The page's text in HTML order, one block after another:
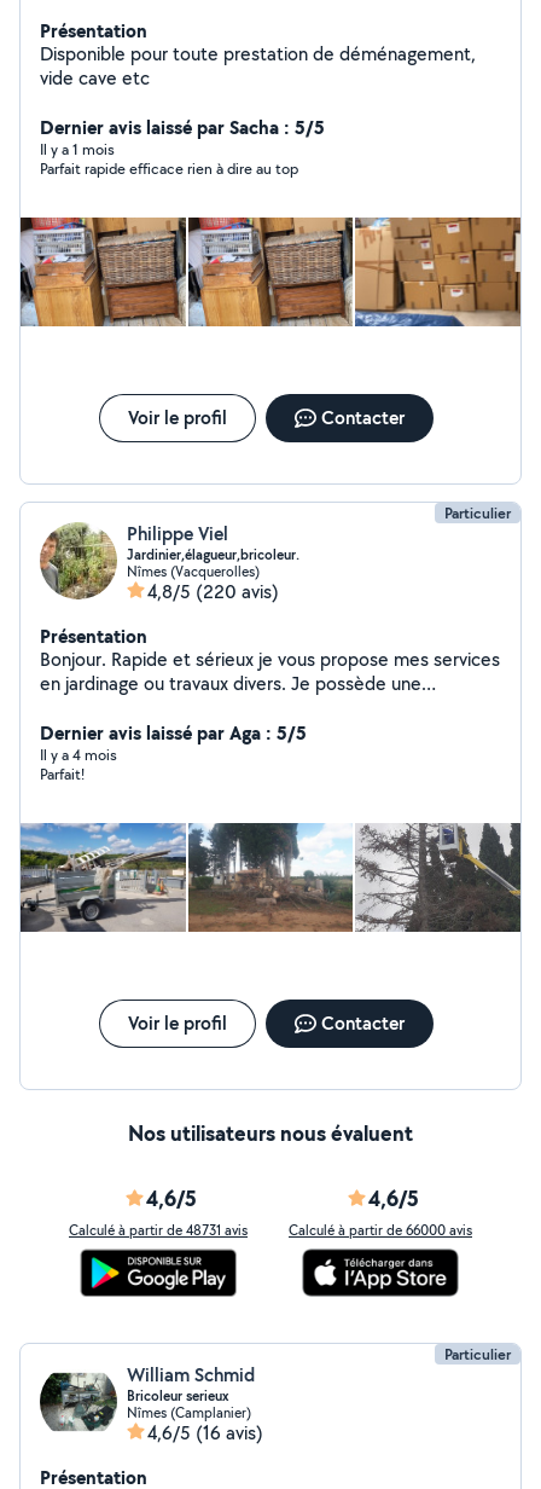
Présentation
Disponible pour toute prestation de déménagement,
vide cave etc
Dernier avis laissé par Sacha : 5/5
Il y a 1 mois
Parfait rapide efficace rien à dire au top
Voir le profil Contacter
Particulier
Philippe Viel
Jardinier,élagueur,bricoleur.
Nîmes (Vacquerolles)
4,8/5 (220 avis)
Présentation
Bonjour. Rapide et sérieux je vous propose mes services
en jardinage ou travaux divers. Je possède une
verts. N'hésitez pas à me contacter.
Dernier avis laissé par Aga : 5/5
Il y a 4 mois
Parfait!
Voir le profil Contacter
Nos utilisateurs nous évaluent
4,6/5
Calculé à partir de 48731 avis
4,6/5
Calculé à partir de 66000 avis
Particulier
William Schmid
Bricoleur serieux
Nîmes (Camplanier)
4,6/5 (16 avis)
Présentation